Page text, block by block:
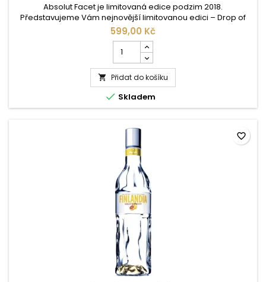
Absolut Facet je limitovaná edice podzim 2018.
Představujeme Vám nejnovější limitovanou edici – Drop of
Love. Absolut Vodka se vyrábí stále na jednom jediném místě
a to ve švédském Ahusu. Licenční výroba nepřipadá v úvahu,
protože veškeré suroviny (pšenice, voda atd.) pocházejí z
blízkého okolí destilérky. K uspokojení chutí co nejširšího
spektra...
599,00 Kč
kusů
produktu
Absolut
vodka
Drop
of
 Přidat do košíku
 Skladem
favorite_border